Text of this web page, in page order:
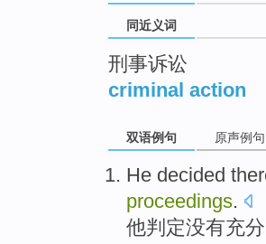
同近义词
刑事诉讼
criminal action
双语例句 原声例句
He decided
proceedings.
他判定没有充